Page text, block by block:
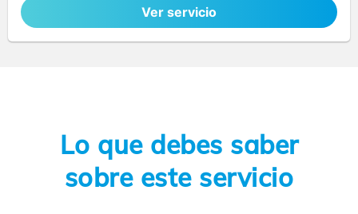
Ver servicio
Lo que debes saber
sobre este servicio